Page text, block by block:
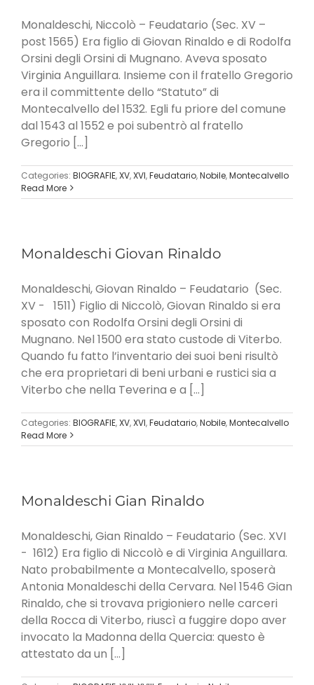
Monaldeschi, Niccolò – Feudatario (Sec. XV –
post 1565) Era figlio di Giovan Rinaldo e di Rodolfa
Orsini degli Orsini di Mugnano. Aveva sposato
Virginia Anguillara. Insieme con il fratello Gregorio
era il committente dello “Statuto” di
Montecalvello del 1532. Egli fu priore del comune
dal 1543 al 1552 e poi subentrò al fratello
Gregorio [...]
Categories: BIOGRAFIE,XV,XVI,Feudatario,Nobile,Montecalvello
Read More
Monaldeschi Giovan Rinaldo
Monaldeschi, Giovan Rinaldo – Feudatario (Sec.
XV - 1511) Figlio di Niccolò, Giovan Rinaldo si era
sposato con Rodolfa Orsini degli Orsini di
Mugnano. Nel 1500 era stato custode di Viterbo.
Quando fu fatto l’inventario dei suoi beni risultò
che era proprietari di beni urbani e rustici sia a
Viterbo che nella Teverina e a [...]
Categories: BIOGRAFIE,XV,XVI,Feudatario,Nobile,Montecalvello
Read More
Monaldeschi Gian Rinaldo
Monaldeschi, Gian Rinaldo – Feudatario (Sec. XVI
- 1612) Era figlio di Niccolò e di Virginia Anguillara.
Nato probabilmente a Montecalvello, sposerà
Antonia Monaldeschi della Cervara. Nel 1546 Gian
Rinaldo, che si trovava prigioniero nelle carceri
della Rocca di Viterbo, riuscì a fuggire dopo aver
invocato la Madonna della Quercia: questo è
attestato da un [...]